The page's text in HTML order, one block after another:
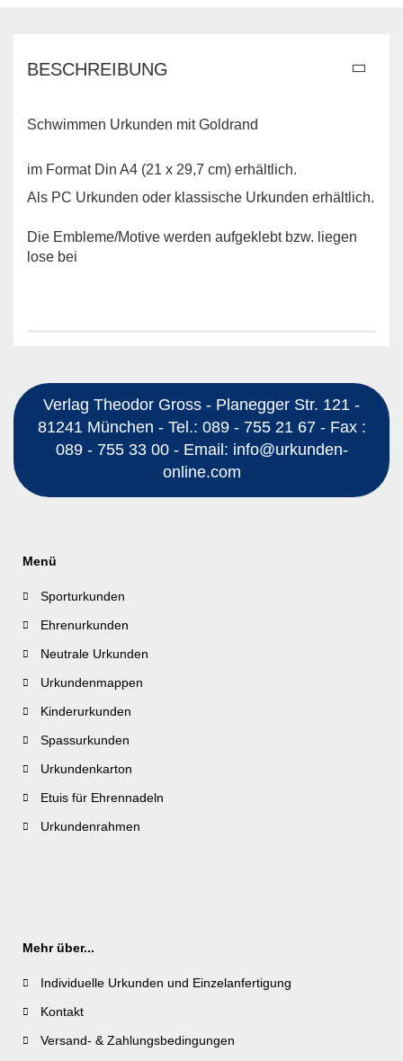
BESCHREIBUNG
Schwimmen Urkunden mit Goldrand
im Format Din A4 (21 x 29,7 cm) erhältlich.
Als PC Urkunden oder klassische Urkunden erhältlich.
Die Embleme/Motive werden aufgeklebt bzw. liegen
lose bei
Verlag Theodor Gross - Planegger Str. 121 -
81241 München - Tel.: 089 - 755 21 67 - Fax :
089 - 755 33 00 - Email: info@urkunden-
online.com
Menü
Sporturkunden
Ehrenurkunden
Neutrale Urkunden
Urkundenmappen
Kinderurkunden
Spassurkunden
Urkundenkarton
Etuis für Ehrennadeln
Urkundenrahmen
Mehr über...
Individuelle Urkunden und Einzelanfertigung
Kontakt
Versand- & Zahlungsbedingungen